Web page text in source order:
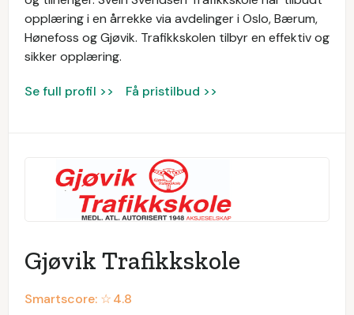
opplæring i en årrekke via avdelinger i Oslo, Bærum,
Hønefoss og Gjøvik. Trafikkskolen tilbyr en effektiv og
sikker opplæring.
Se full profil >> Få pristilbud >>
Gjøvik Trafikkskole
Smartscore: ☆4.8